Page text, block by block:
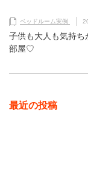
ベッドルーム実例
子供も大人も気持
部屋♡
最近の投稿